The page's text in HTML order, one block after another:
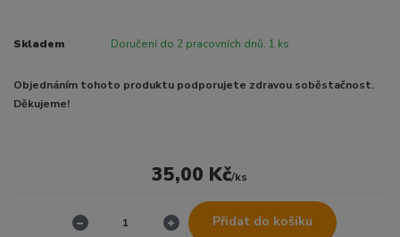
Skladem Doručení do 2 pracovních dnů. 1 ks
Objednáním tohoto produktu podporujete zdravou soběstačnost.
Děkujeme!
35,00 Kč/ks
Přidat do košíku